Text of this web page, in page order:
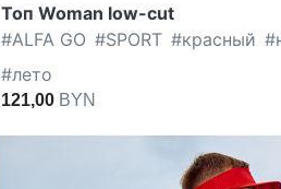
Топ Woman low-cut
#ALFA GO #SPORT #красный #
#лето
121,00 BYN